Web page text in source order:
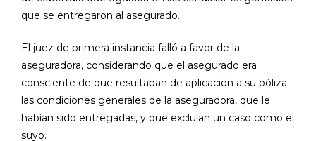
que se entregaron al asegurado.
El juez de primera instancia falló a favor de la
aseguradora, considerando que el asegurado era
consciente de que resultaban de aplicación a su póliza
las condiciones generales de la aseguradora, que le
habían sido entregadas, y que excluían un caso como el
suyo.